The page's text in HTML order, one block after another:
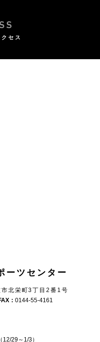
セス
ーツセンター
北栄町3丁目2番1号
：0144-55-4161
29～1/3）